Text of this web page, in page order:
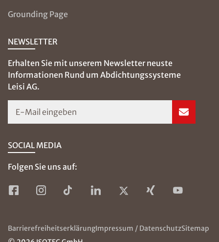
Grounding Page
NEWSLETTER
Erhalten Sie mit unserem Newsletter neuste
Informationen Rund um Abdichtungssysteme
Leisi AG.
E-Mail eingeben
SOCIAL MEDIA
Folgen Sie uns auf:
BarrierefreiheitserklärungImpressum / DatenschutzSitemap